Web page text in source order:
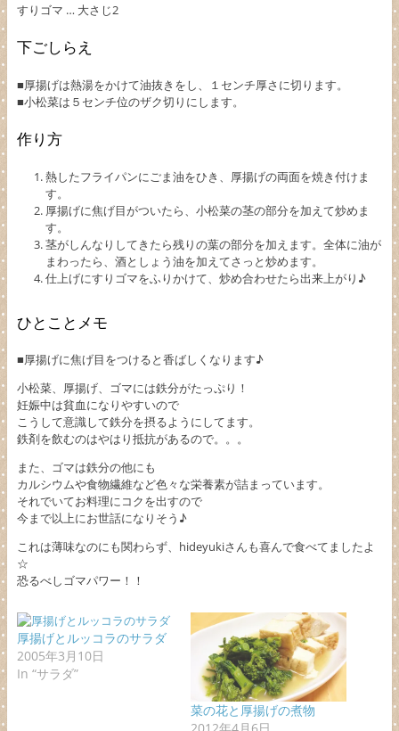
すりゴマ … 大さじ2
下ごしらえ
■厚揚げは熱湯をかけて油抜きをし、１センチ厚さに切ります。
■小松菜は５センチ位のザク切りにします。
作り方
熱したフライパンにごま油をひき、厚揚げの両面を焼き付けま
す。
厚揚げに焦げ目がついたら、小松菜の茎の部分を加えて炒めま
す。
茎がしんなりしてきたら残りの葉の部分を加えます。全体に油が
まわったら、酒としょう油を加えてさっと炒めます。
仕上げにすりゴマをふりかけて、炒め合わせたら出来上がり♪
ひとことメモ
■厚揚げに焦げ目をつけると香ばしくなります♪
小松菜、厚揚げ、ゴマには鉄分がたっぷり！
妊娠中は貧血になりやすいので
こうして意識して鉄分を摂るようにしてます。
鉄剤を飲むのはやはり抵抗があるので。。。
また、ゴマは鉄分の他にも
カルシウムや食物繊維など色々な栄養素が詰まっています。
それでいてお料理にコクを出すので
今まで以上にお世話になりそう♪
これは薄味なのにも関わらず、hideyukiさんも喜んで食べてましたよ
☆
恐るべしゴマパワー！！
厚揚げとルッコラのサラダ
2005年3月10日
In “サラダ”
菜の花と厚揚げの煮物